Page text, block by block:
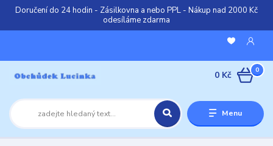
Doručení do 24 hodin - Zásilkovna a nebo PPL - Nákup nad 2000 Kč
odesíláme zdarma
Menu
0
0 Kč